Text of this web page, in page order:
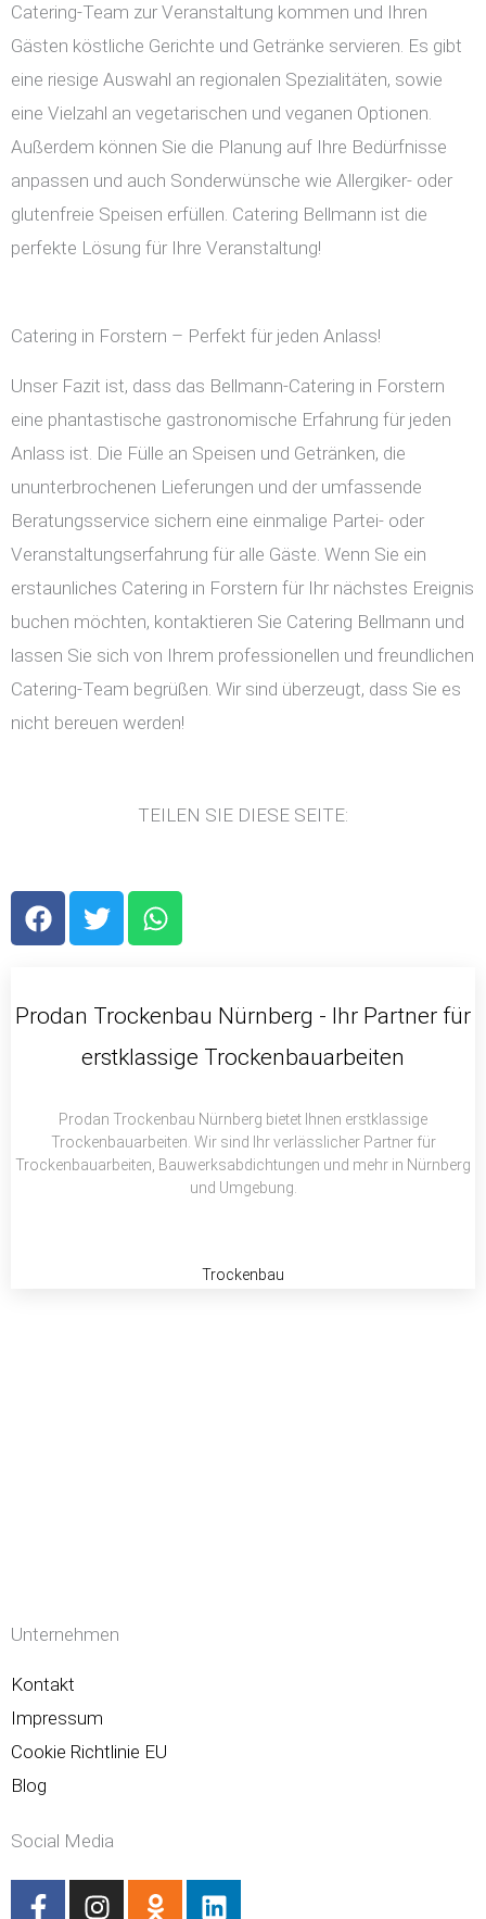
Catering-Team zur Veranstaltung kommen und Ihren
Gästen köstliche Gerichte und Getränke servieren. Es gibt
eine riesige Auswahl an regionalen Spezialitäten, sowie
eine Vielzahl an vegetarischen und veganen Optionen.
Außerdem können Sie die Planung auf Ihre Bedürfnisse
anpassen und auch Sonderwünsche wie Allergiker- oder
glutenfreie Speisen erfüllen. Catering Bellmann ist die
perfekte Lösung für Ihre Veranstaltung!
Catering in Forstern – Perfekt für jeden Anlass!
Unser Fazit ist, dass das Bellmann-Catering in Forstern
eine phantastische gastronomische Erfahrung für jeden
Anlass ist. Die Fülle an Speisen und Getränken, die
ununterbrochenen Lieferungen und der umfassende
Beratungsservice sichern eine einmalige Partei- oder
Veranstaltungserfahrung für alle Gäste. Wenn Sie ein
erstaunliches Catering in Forstern für Ihr nächstes Ereignis
buchen möchten, kontaktieren Sie Catering Bellmann und
lassen Sie sich von Ihrem professionellen und freundlichen
Catering-Team begrüßen. Wir sind überzeugt, dass Sie es
nicht bereuen werden!
TEILEN SIE DIESE SEITE:
F
a
b
T
w
t
r
W
h
s
p
Prodan Trockenbau Nürnberg - Ihr Partner für
erstklassige Trockenbauarbeiten
Prodan Trockenbau Nürnberg bietet Ihnen erstklassige
Trockenbauarbeiten. Wir sind Ihr verlässlicher Partner für
Trockenbauarbeiten, Bauwerksabdichtungen und mehr in Nürnberg
und Umgebung.
Trockenbau
Unternehmen
Kontakt
Impressum
Cookie Richtlinie EU
Blog
Social Media
F
I
O
L